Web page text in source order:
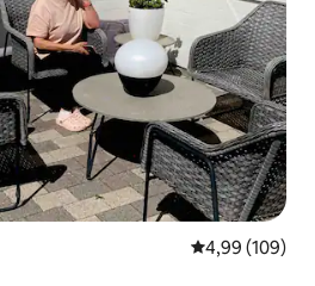
Průměrné
4,99 (109)